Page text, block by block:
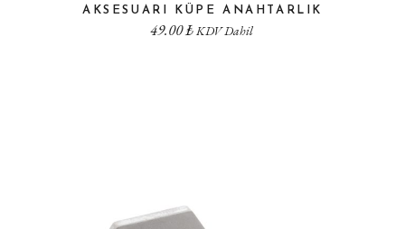
AKSESUARI KÜPE ANAHTARLIK
49.00₺KDV Dahil